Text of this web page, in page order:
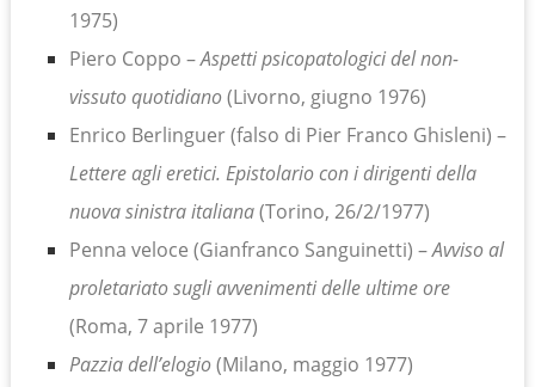
1975)
Piero Coppo –Aspetti psicopatologici del non-
vissuto quotidiano(Livorno, giugno 1976)
Enrico Berlinguer (falso di Pier Franco Ghisleni) –
Lettere agli eretici. Epistolario con i dirigenti della
nuova sinistra italiana(Torino, 26/2/1977)
Penna veloce (Gianfranco Sanguinetti) –Avviso al
proletariato sugli avvenimenti delle ultime ore
(Roma, 7 aprile 1977)
Pazzia dell’elogio(Milano, maggio 1977)